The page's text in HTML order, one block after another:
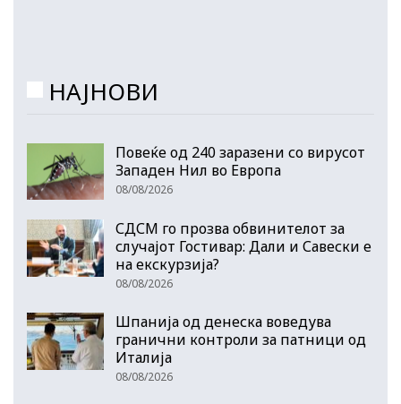
НАЈНОВИ
Повеќе од 240 заразени со вирусот
Западен Нил во Европа
08/08/2026
СДСМ го прозва обвинителот за
случајот Гостивар: Дали и Савески е
на екскурзија?
08/08/2026
Шпанија од денеска воведува
гранични контроли за патници од
Италија
08/08/2026